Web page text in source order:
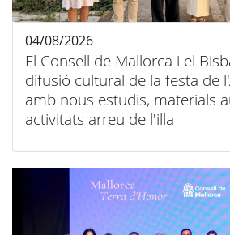
El Consell de Mallorca i el
difusió cultural de la festa de
amb nous estudis, materials
activitats arreu de l'illa
04/08/2026